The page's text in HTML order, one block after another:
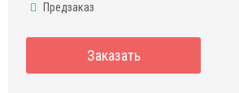
Предзаказ
Заказать